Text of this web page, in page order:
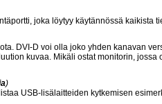
joka löytyy käytännössä kaikista
DVI-D voi olla joko yhden kanavan
kuvaa. Mikäli ostat monitorin,
)
USB-lisälaitteiden kytkemisen